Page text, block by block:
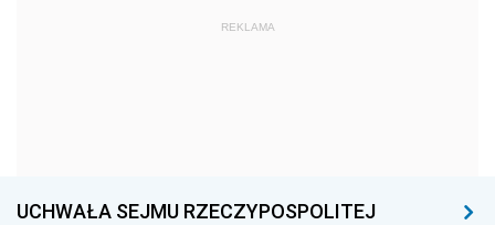
1959REKLAMA
UCHWAŁA SEJMU RZECZYPOSPOLITEJ